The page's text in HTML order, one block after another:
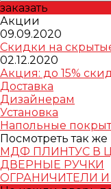
заказать
Акции
09.09.2020
Скидки на
02.12.2020
Акция: до 15%
Доставка
Дизайнерам
Установка
Напольные
Посмотреть так же
МДФ ПЛИНТУС В
ДВЕРНЫЕ РУЧКИ
ОГРАНИЧИТЕЛИ